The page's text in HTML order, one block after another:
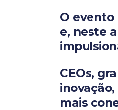
O evento
e, neste
CEOs,
mais